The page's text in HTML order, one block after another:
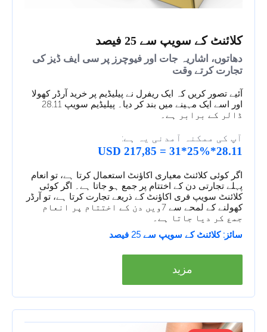
کلائنٹ کے سویپ سے 25 فیصد
دھاتوں، اشاریہ جات اور فیوچرز پر سی ایف ڈیز کی
تجارت کرتے وقت
آئیے تصور کریں کہ ایک ریفرل نے پیلیڈیم پر خرید آرڈر کھولا
اور اسے ایک مہینے میں بند کر دیا۔ پیلیڈیم سویپ 28.11
ڈالر کے برابر ہے۔
آپ کی ممکنہ آمدنی یہ ہے:
28.11*25%*31 = 217,85 USD
اگر کوئی کلائنٹ معیاری اکاؤنٹ استعمال کرتا ہے، تو انعام
پہلے تجارتی دن کے اختتام پر جمع ہو جاتا ہے۔ اگر کوئی
کلائنٹ سویپ فری اکاؤنٹ کے ذریعے تجارت کرتا ہے، تو آرڈر
کھولنے کے لمحے سے 7ویں دن کے اختتام پر انعام
جمع کر دیا جاتا ہے۔
سائز: کلائنٹ کے سویپ سے 25 فیصد
مزید